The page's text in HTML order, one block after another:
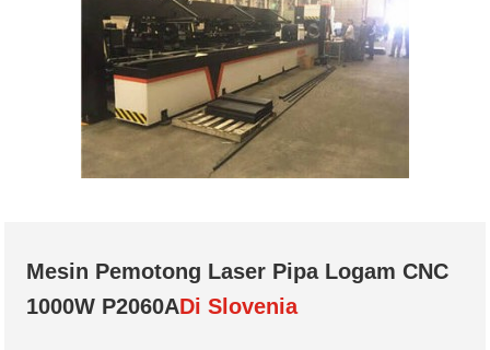
Mesin Pemotong Laser Pipa Logam CNC
1000W P2060ADi Slovenia